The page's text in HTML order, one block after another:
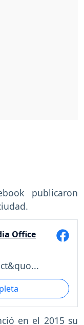
publicaron
Office
en el 2015 su